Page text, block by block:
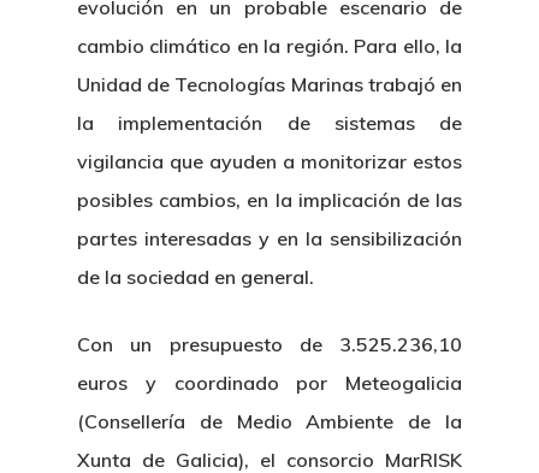
evolución en un probable escenario de
cambio climático en la región. Para ello, la
Unidad de Tecnologías Marinas trabajó en
la implementación de sistemas de
vigilancia que ayuden a monitorizar estos
posibles cambios, en la implicación de las
partes interesadas y en la sensibilización
de la sociedad en general.
Con un presupuesto de 3.525.236,10
euros y coordinado por Meteogalicia
(Consellería de Medio Ambiente de la
Xunta de Galicia), el consorcio MarRISK